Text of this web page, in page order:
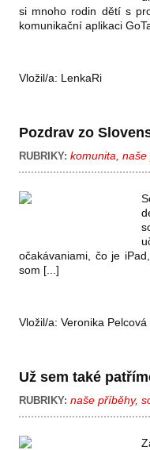
si mnoho rodin dětí s
komunikační aplikaci
Vložil/a: LenkaRi
Pozdrav zo
RUBRIKY: komunita naše
očakávaniami, čo je
som [...]
Vložil/a: Veronika Pelcová
Už sem také
RUBRIKY: naše příběhy,